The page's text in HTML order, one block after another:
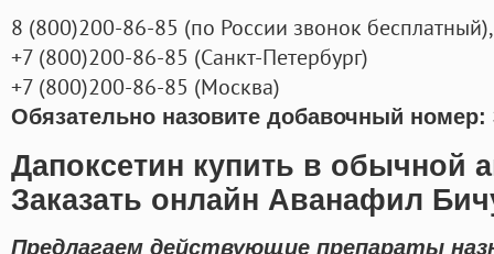
8 (800)200-86-85 (по России звонок бесплатный),
+7 (800)200-86-85 (Санкт-Петербург)
+7 (800)200-86-85 (Москва)
Обязательно назовите добавочный номер:
Дапоксетин купить в обычной
Заказать онлайн Аванафил
Предлагаем действующие препараты